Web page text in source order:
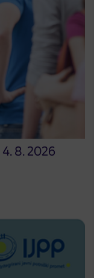
4. 8. 2026